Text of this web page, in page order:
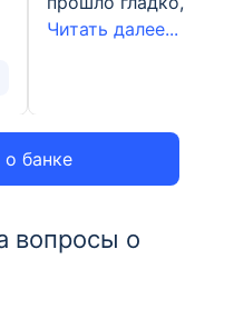
банке
Читать далее...
вопросы о